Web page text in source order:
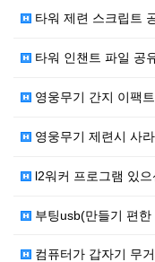
타워 제련 스크립트
타워 인챈트 파일 공
영웅무기 간지 이팩트
영웅무기 제련시 사라
l2워커 프로그램 있
부팅usb(만들기 편
컴퓨터가 갑자기 무거